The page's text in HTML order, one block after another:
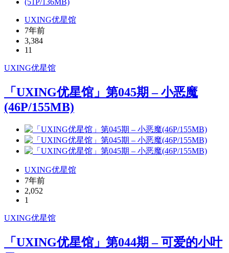
UXING优星馆
7年前
3,384
11
UXING优星馆
「UXING优星馆」第045期 – 小恶魔
(46P/155MB)
UXING优星馆
7年前
2,052
1
UXING优星馆
「UXING优星馆」第044期 – 可爱的小叶